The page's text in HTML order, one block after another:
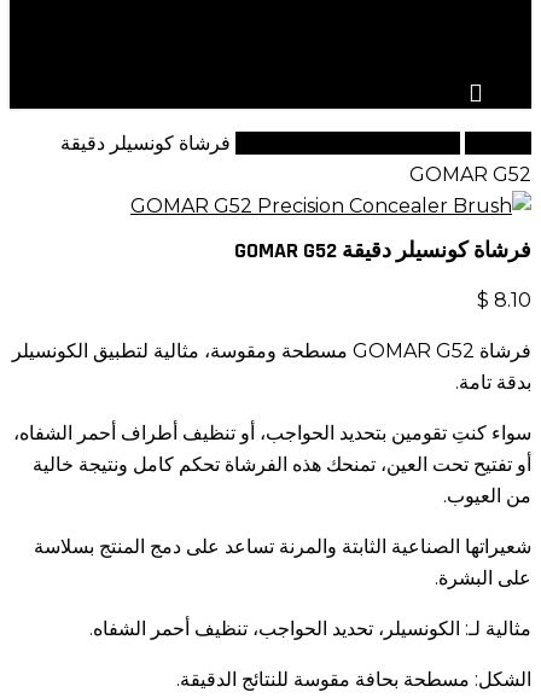
فرشاة كونسيلر دقيقة
GOMAR G52
فرشاة كونسيلر دقيقة GOMAR G52
$ 8.10
فرشاة GOMAR G52 مسطحة ومقوسة، مثالية لتطبيق الكونسيلر
بدقة تامة.
سواء كنتِ تقومين بتحديد الحواجب، أو تنظيف أطراف أحمر الشفاه،
أو تفتيح تحت العين، تمنحك هذه الفرشاة تحكم كامل ونتيجة خالية
من العيوب.
شعيراتها الصناعية الثابتة والمرنة تساعد على دمج المنتج بسلاسة
على البشرة.
مثالية لـ: الكونسيلر، تحديد الحواجب، تنظيف أحمر الشفاه.
الشكل: مسطحة بحافة مقوسة للنتائج الدقيقة.